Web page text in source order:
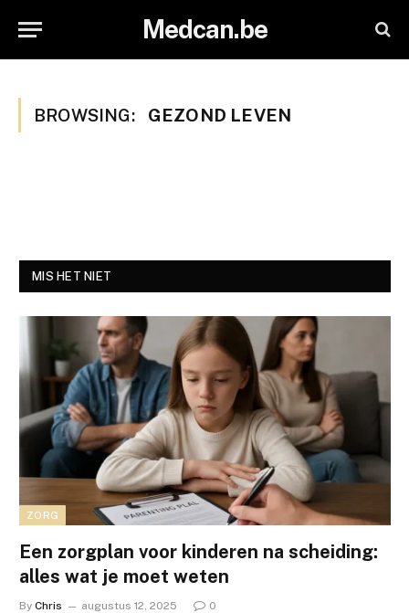
Medcan.be
BROWSING: GEZOND LEVEN
MIS HET NIET
ZORG
Een zorgplan voor kinderen na scheiding:
alles wat je moet weten
By Chris augustus 12, 2025 0